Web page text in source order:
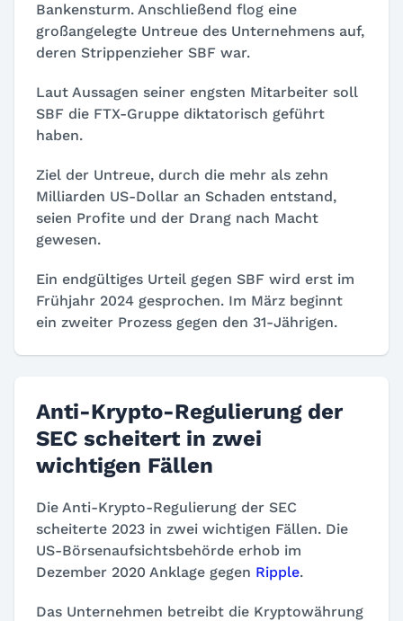
Bankensturm. Anschließend flog eine
großangelegte Untreue des Unternehmens auf,
deren Strippenzieher SBF war.
Laut Aussagen seiner engsten Mitarbeiter soll
SBF die FTX-Gruppe diktatorisch geführt
haben.
Ziel der Untreue, durch die mehr als zehn
Milliarden US-Dollar an Schaden entstand,
seien Profite und der Drang nach Macht
gewesen.
Ein endgültiges Urteil gegen SBF wird erst im
Frühjahr 2024 gesprochen. Im März beginnt
ein zweiter Prozess gegen den 31-Jährigen.
Anti-Krypto-Regulierung der
SEC scheitert in zwei
wichtigen Fällen
Die Anti-Krypto-Regulierung der SEC
scheiterte 2023 in zwei wichtigen Fällen. Die
US-Börsenaufsichtsbehörde erhob im
Dezember 2020 Anklage gegen Ripple.
Das Unternehmen betreibt die Kryptowährung